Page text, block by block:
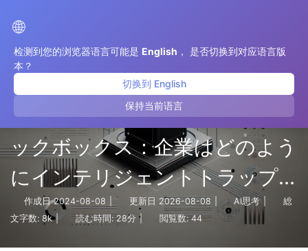
🌐
检测到您的浏览器语言可能是 English ， 是否切换到对应语言版
本？
切换到 English
保持当前语言
AIの意思決定の背後にあるブラ
ックボックス：企業はどのよう
にインテリジェントトラップ
を避け、意思決定プロセスを再
作成日 2024-08-08 更新日 2026-08-08 AI思考
総
文字数: 8k | 読む時間: 28分 | 閲覧数: 44